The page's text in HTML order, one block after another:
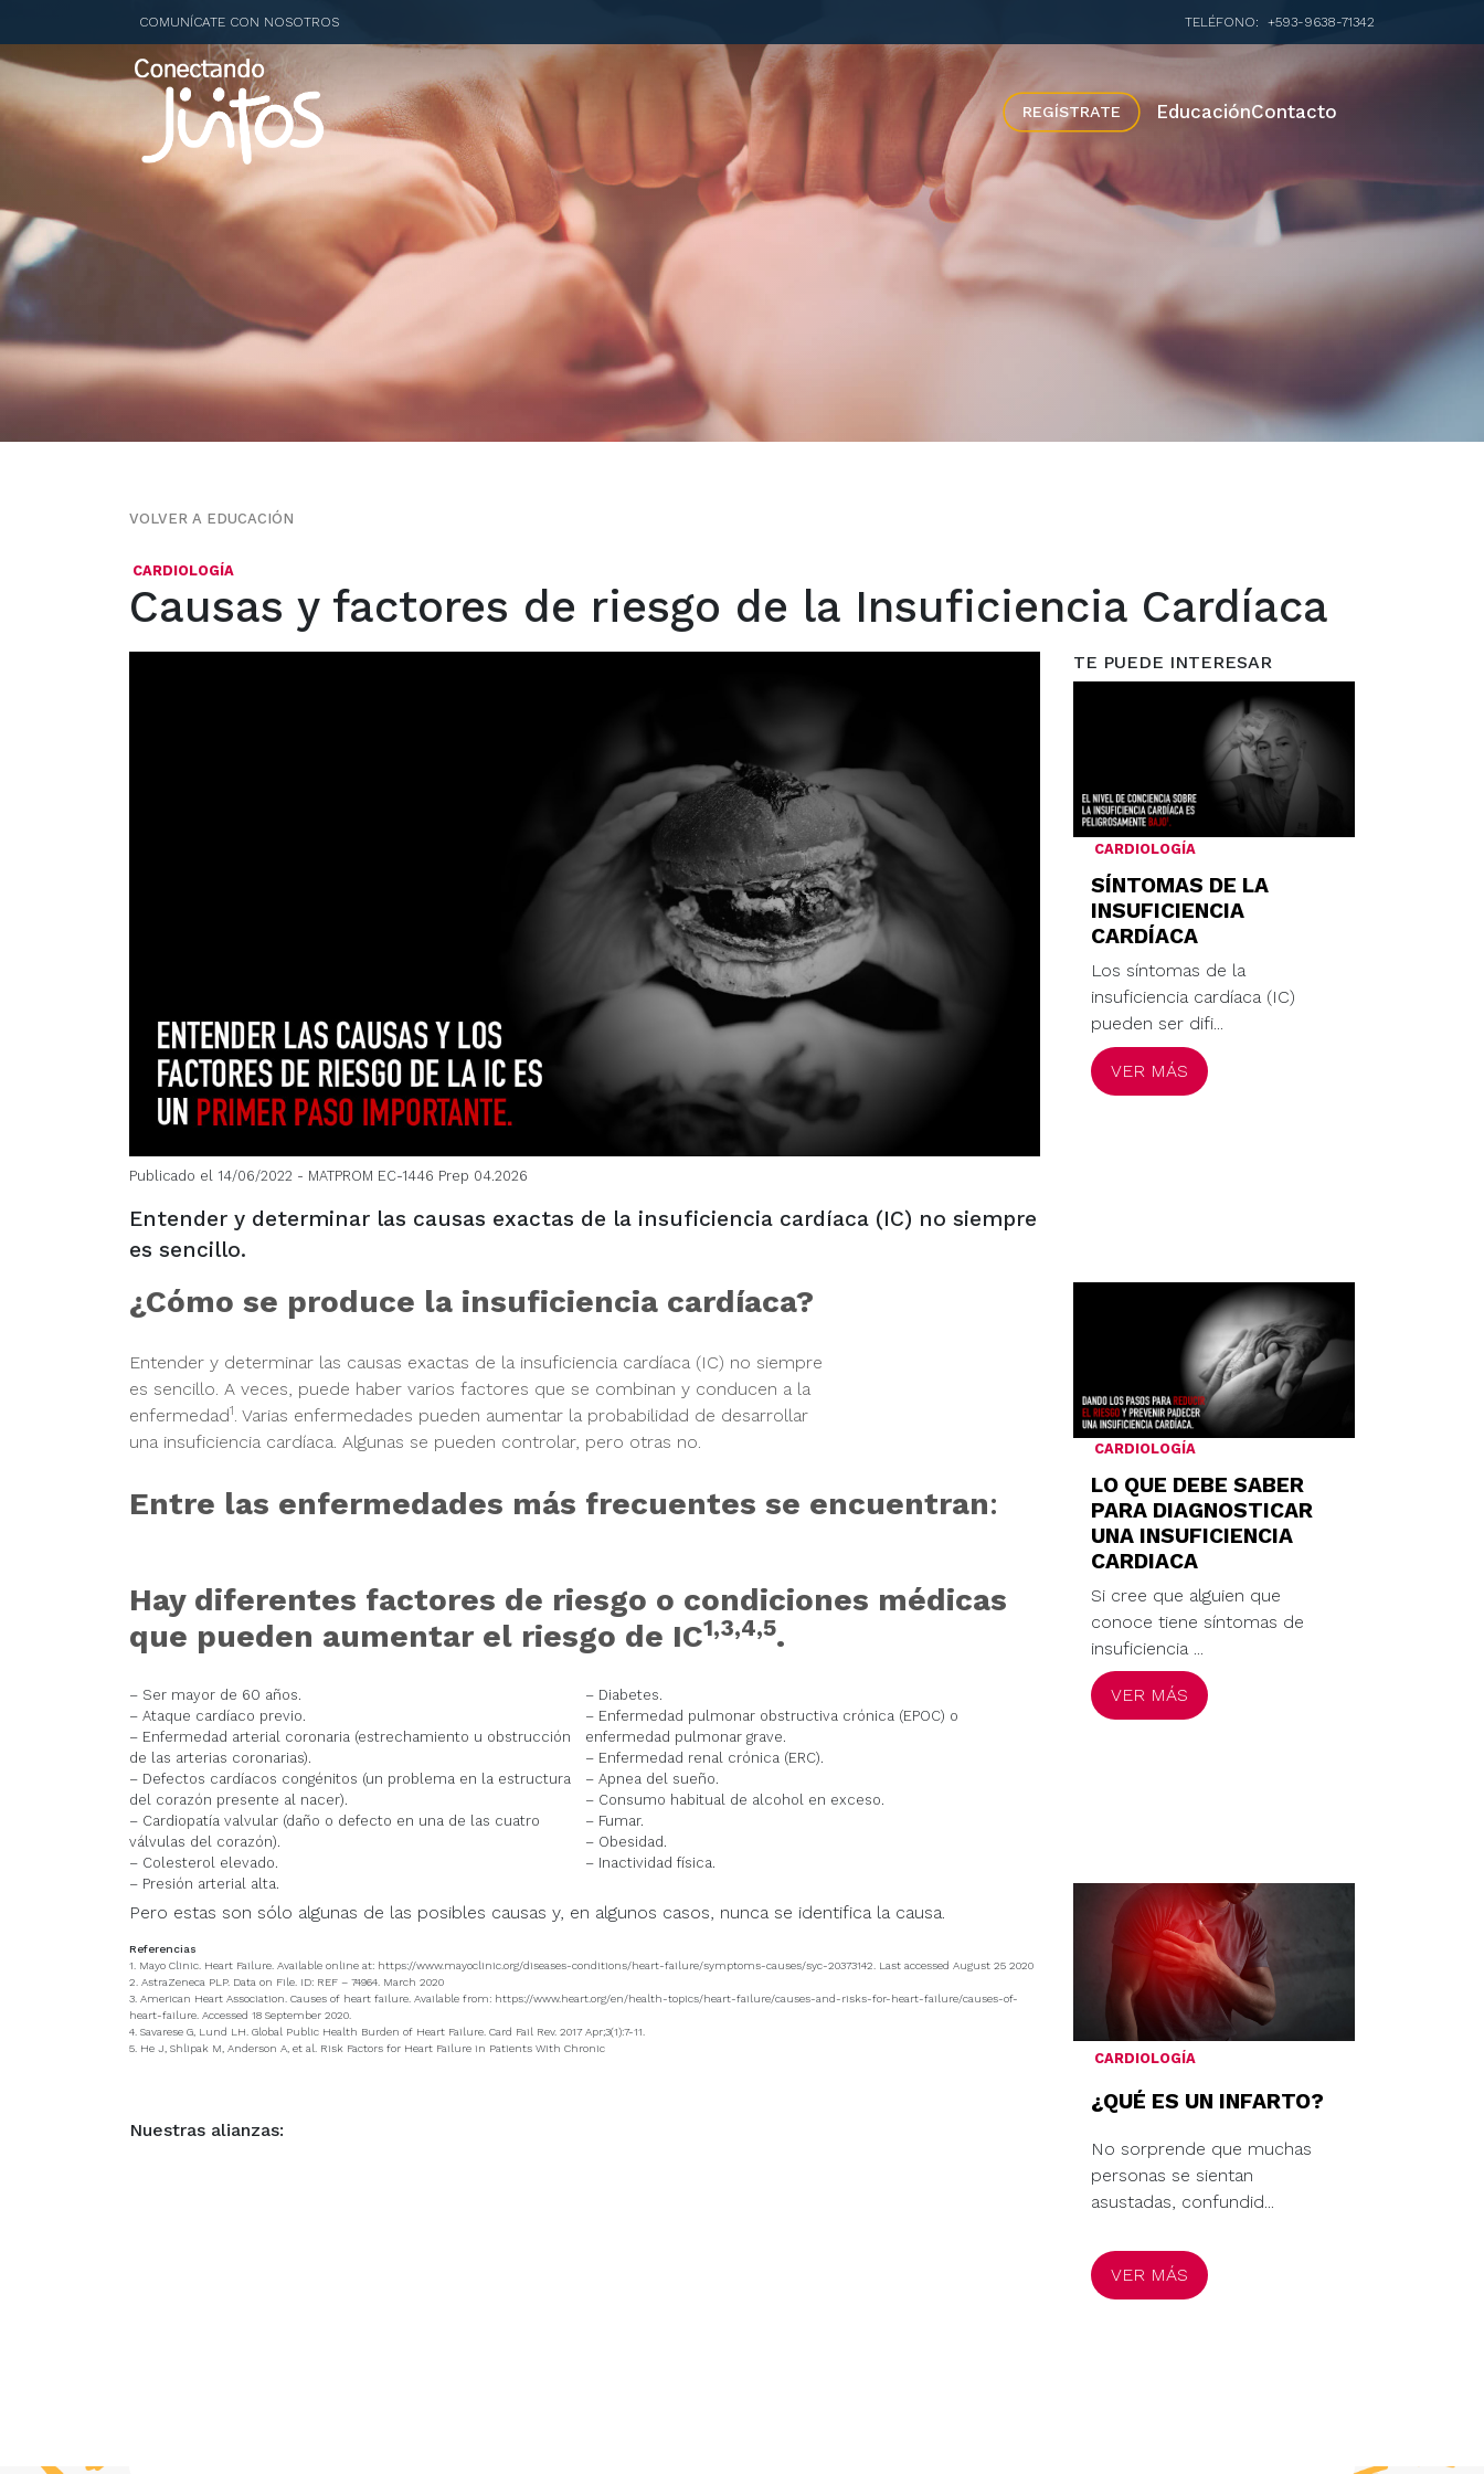
COMUNÍCATE CON NOSOTROS TELÉFONO: +593-9638-71342
REGÍSTRATE EducaciónContacto
VOLVER A EDUCACIÓN
CARDIOLOGÍA
Causas y factores de riesgo de la Insuficiencia Cardíaca
Publicado el 14/06/2022 - MATPROM EC-1446 Prep 04.2026
Entender y determinar las causas exactas de la insuficiencia cardíaca (IC) no siempre
es sencillo.
¿Cómo se produce la insuficiencia cardíaca?
Entender y determinar las causas exactas de la insuficiencia cardíaca (IC) no siempre
es sencillo. A veces, puede haber varios factores que se combinan y conducen a la
enfermedad1. Varias enfermedades pueden aumentar la probabilidad de desarrollar
una insuficiencia cardíaca. Algunas se pueden controlar, pero otras no.
Entre las enfermedades más frecuentes se encuentran:
Hay diferentes factores de riesgo o condiciones médicas
que pueden aumentar el riesgo de IC1,3,4,5.
– Ser mayor de 60 años.
– Ataque cardíaco previo.
– Enfermedad arterial coronaria (estrechamiento u obstrucción
de las arterias coronarias).
– Defectos cardíacos congénitos (un problema en la estructura
del corazón presente al nacer).
– Cardiopatía valvular (daño o defecto en una de las cuatro
válvulas del corazón).
– Colesterol elevado.
– Presión arterial alta.
– Diabetes.
– Enfermedad pulmonar obstructiva crónica (EPOC) o
enfermedad pulmonar grave.
– Enfermedad renal crónica (ERC).
– Apnea del sueño.
– Consumo habitual de alcohol en exceso.
– Fumar.
– Obesidad.
– Inactividad física.
Pero estas son sólo algunas de las posibles causas y, en algunos casos, nunca se identifica la causa.
Referencias
1. Mayo Clinic. Heart Failure. Available online at: https://www.mayoclinic.org/diseases-conditions/heart-failure/symptoms-causes/syc-20373142. Last accessed August 25 2020
2. AstraZeneca PLP. Data on File. ID: REF – 74964. March 2020
3. American Heart Association. Causes of heart failure. Available from: https://www.heart.org/en/health-topics/heart-failure/causes-and-risks-for-heart-failure/causes-of-
heart-failure. Accessed 18 September 2020.
4. Savarese G, Lund LH. Global Public Health Burden of Heart Failure. Card Fail Rev. 2017 Apr;3(1):7-11.
5. He J, Shlipak M, Anderson A, et al. Risk Factors for Heart Failure in Patients With Chronic
Nuestras alianzas:
TE PUEDE INTERESAR
CARDIOLOGÍA
SÍNTOMAS DE LA
INSUFICIENCIA
CARDÍACA
Los síntomas de la
insuficiencia cardíaca (IC)
pueden ser difi...
VER MÁS
CARDIOLOGÍA
LO QUE DEBE SABER
PARA DIAGNOSTICAR
UNA INSUFICIENCIA
CARDIACA
Si cree que alguien que
conoce tiene síntomas de
insuficiencia ...
VER MÁS
CARDIOLOGÍA
¿QUÉ ES UN INFARTO?
No sorprende que muchas
personas se sientan
asustadas, confundid...
VER MÁS